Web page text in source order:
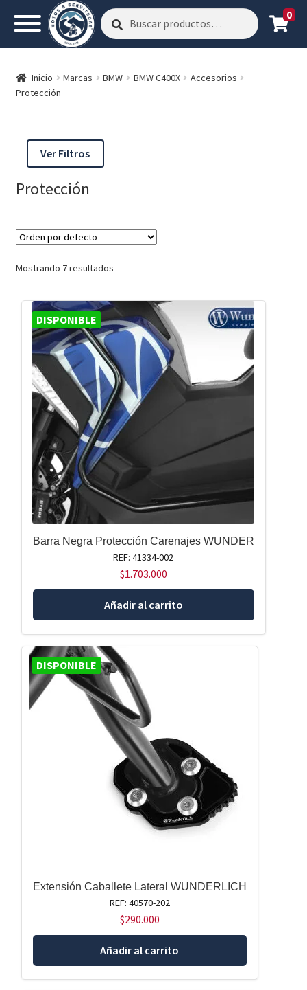
Buscar
por:
Buscar 0
Inicio Marcas BMW BMW C400X
Accesorios
Protección
Ver Filtros
Protección
Mostrando 7 resultados
DISPONIBLE
Barra Negra Protección Carenajes WUNDER
REF: 41334-002
$1.703.000
Añadir al carrito
DISPONIBLE
Extensión Caballete Lateral WUNDERLICH
REF: 40570-202
$290.000
Añadir al carrito